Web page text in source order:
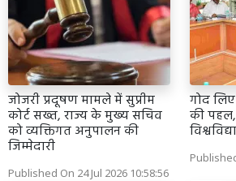
जोजरी प्रदूषण मामले में सुप्रीम
कोर्ट सख्त, राज्य के मुख्य सचिव
को व्यक्तिगत अनुपालन की
जिम्मेदारी
Published On 24 Jul 2026 10:58:56
गोद
की